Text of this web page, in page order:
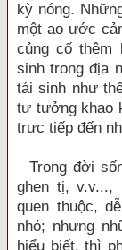
kỳ nóng.
một ao ước
củng cố thêm
sinh trong địa
tái sinh như
tư tưởng khao
trực tiếp đến
Trong đời
ghen tị, v.v...,
quen thuộc,
nhỏ; nhưng
hiểu biết, thì